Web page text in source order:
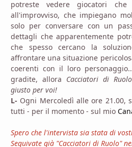
potreste vedere giocatori
all'improvviso, che impiegano
solo per conversare con un
dettagli che apparentemente
che spesso cercano la
affrontare una situazione
coerenti con il loro
gradite, allora Cacciatori di
giusto per voi!
L- Ogni Mercoledì alle ore 21.00,
tutti - per il momento - sul mio
Spero che l'intervista sia stata di
Seguivate già "Cacciatori di Ruolo"